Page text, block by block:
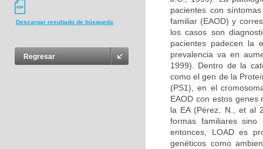
Descargar resultado de búsqueda
Regresar
pacientes con
familiar (EAOD) y
los casos son
pacientes padecen la
prevalencia va en
1999). Dentro de la
como el gen de la
(PS1), en el
EAOD con estos
la EA (Pérez, N., et al
formas familiares sino
entonces, LOAD es
genéticos como